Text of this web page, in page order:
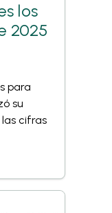
los
2025
para
su
cifras